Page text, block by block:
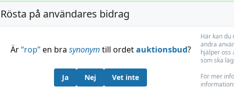
Rösta på användares bidrag
Är“rop”en bra synonym till ordetauktionsbud?
Ja Nej Vet inte
Här kan du
andra
hjälper oss
som ska
För mer